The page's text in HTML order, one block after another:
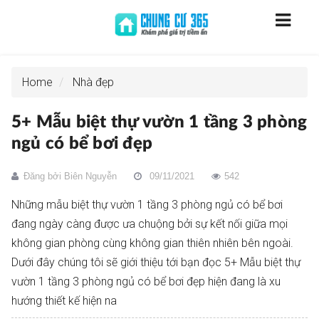
Home Nhà đẹp
5+ Mẫu biệt thự vườn 1 tầng 3 phòng
ngủ có bể bơi đẹp
Đăng bởi Biên Nguyễn 09/11/2021 542
Những mẫu biệt thự vườn 1 tầng 3 phòng ngủ có bể bơi
đang ngày càng được ưa chuộng bởi sự kết nối giữa mọi
không gian phòng cùng không gian thiên nhiên bên ngoài.
Dưới đây chúng tôi sẽ giới thiệu tới bạn đọc 5+ Mẫu biệt thự
vườn 1 tầng 3 phòng ngủ có bể bơi đẹp hiện đang là xu
hướng thiết kế hiện na